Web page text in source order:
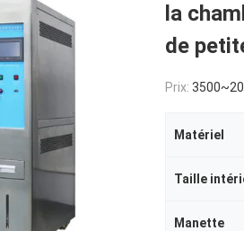
la
de
Prix:
Matériel
Taille
Manette